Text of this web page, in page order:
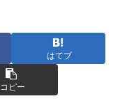
はてブ
コピー